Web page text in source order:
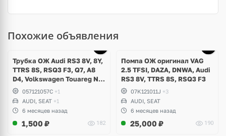
Похожие объявления
Трубка ОЖ Audi RS3 8V, 8Y,
TTRS 8S, RSQ3 F3, Q7, A8
D4, Volkswagen Touareg NF,
Seat Formentor Cupra 2.5
TFSI DAZA, DNWA, CZGB
057121057C +1
AUDI, SEAT +1
6 месяцев назад
1,500 ₽ 182
Помпа ОЖ оригинал VAG
2.5 TFSI, DAZA, DNWA, Audi
RS3 8V, TTRS 8S, RSQ3 F3
07K121011J +3
AUDI, SEAT
6 месяцев назад
25,000 ₽ 190